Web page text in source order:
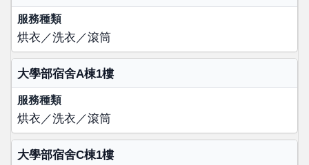
烘衣／洗衣／滾筒
大學部宿舍A棟1樓
烘衣／洗衣／滾筒
大學部宿舍C棟1樓